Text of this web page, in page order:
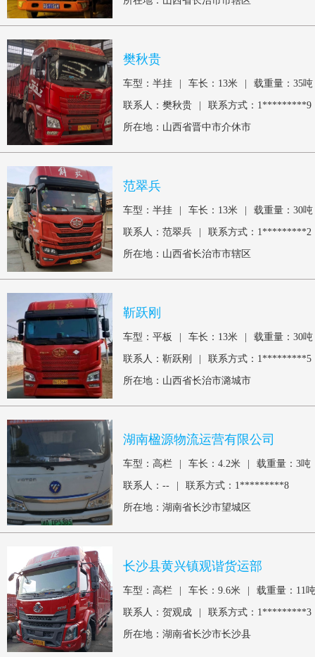
樊秋贵
车型：半挂 车长：13米 载重量：35吨
联系人：樊秋贵 联系方式：1*********9
所在地：山西省晋中市介休市
范翠兵
车型：半挂 车长：13米 载重量：30吨
联系人：范翠兵 联系方式：1*********2
所在地：山西省长治市市辖区
靳跃刚
车型：平板 车长：13米 载重量：30吨
联系人：靳跃刚 联系方式：1*********5
所在地：山西省长治市潞城市
湖南楹源物流运营有限公司
车型：高栏 车长：4.2米 载重量：3吨
联系人：-- 联系方式：1*********8
所在地：湖南省长沙市望城区
长沙县黄兴镇观谐货运部
车型：高栏 车长：9.6米 载重量：11吨
联系人：贺观成 联系方式：1*********3
所在地：湖南省长沙市长沙县